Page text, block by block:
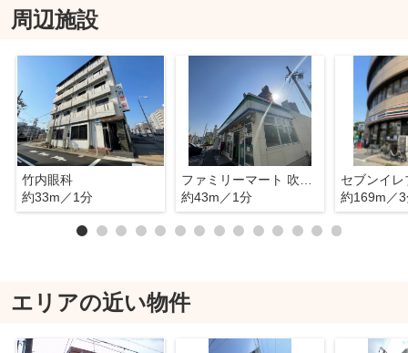
周辺施設
竹内眼科
約33m／1分
約43m／1分
約169m／
エリアの近い物件